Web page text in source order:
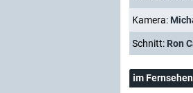
Kamera:
Schnitt: Ron
im Fernsehen